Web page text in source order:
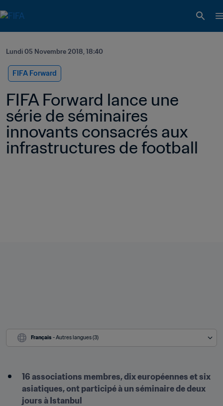
Lundi 05 Novembre 2018, 18:40
FIFA Forward
FIFA Forward lance une
série de séminaires
innovants consacrés aux
infrastructures de football
Français - Autres langues (3)
16 associations membres, dix européennes et six
asiatiques, ont participé à un séminaire de deux
jours à Istanbul